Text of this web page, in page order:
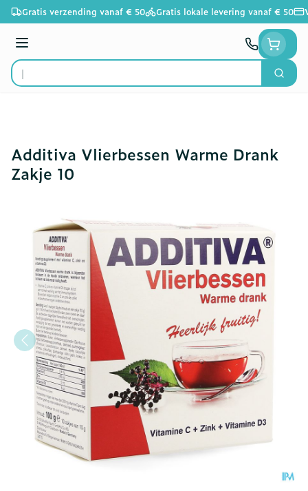
Ga naar de inhoud
Gratis verzending vanaf € 50 Gratis lokale levering vanaf € 50
Menu
Product, merk, categorie...
Zoek
Additiva Vlierbessen Warme Drank
Zakje 10